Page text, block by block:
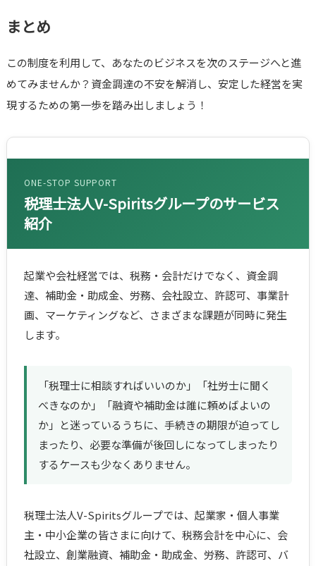
まとめ
この制度を利用して、あなたのビジネスを次のステージへと進
めてみませんか？資金調達の不安を解消し、安定した経営を実
現するための第一歩を踏み出しましょう！
ONE-STOP SUPPORT
税理士法人V-Spiritsグループのサービス
紹介
起業や会社経営では、税務・会計だけでなく、資金調
達、補助金・助成金、労務、会社設立、許認可、事業計
画、マーケティングなど、さまざまな課題が同時に発生
します。
「税理士に相談すればいいのか」「社労士に聞く
べきなのか」「融資や補助金は誰に頼めばよいの
か」と迷っているうちに、手続きの期限が迫ってし
まったり、必要な準備が後回しになってしまったり
するケースも少なくありません。
税理士法人V-Spiritsグループでは、起業家・個人事業
主・中小企業の皆さまに向けて、税務会計を中心に、会
社設立、創業融資、補助金・助成金、労務、許認可、バ